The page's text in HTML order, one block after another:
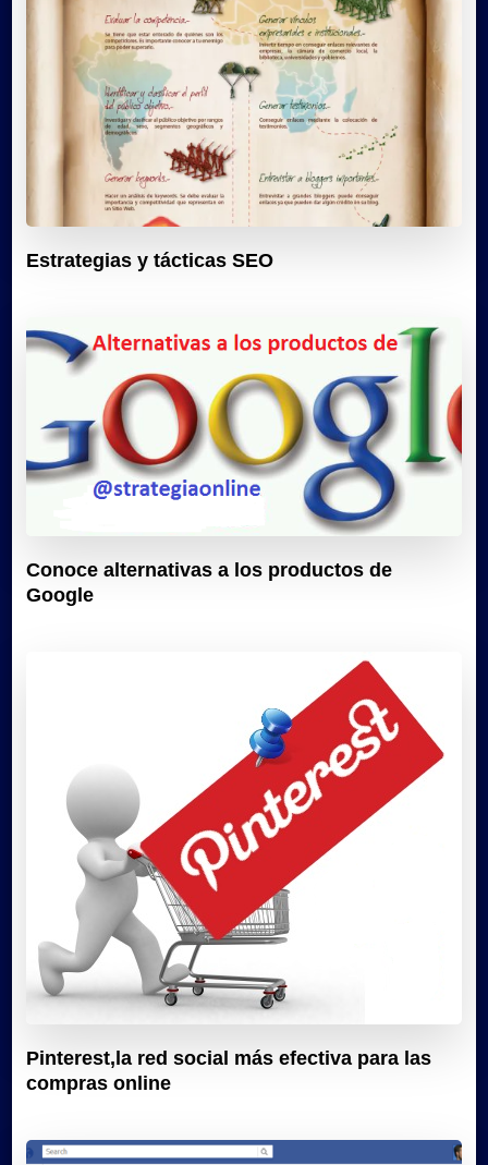
Estrategias y tácticas SEO
Conoce alternativas a los productos de
Google
Pinterest,la red social más efectiva para las
compras online